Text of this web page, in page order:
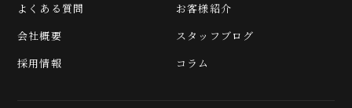
お客様紹介
スタッフブログ
コラム
よくある質問
会社概要
採用情報